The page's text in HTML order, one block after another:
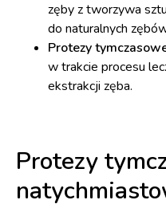
zęby z tworzywa
do naturalnych
Protezy
w trakcie procesu
ekstrakcji zęba.
Protezy